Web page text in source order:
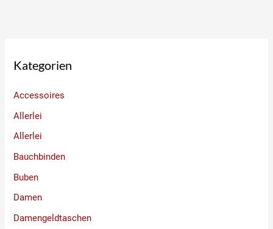
Kategorien
Accessoires
Allerlei
Allerlei
Bauchbinden
Buben
Damen
Damengeldtaschen